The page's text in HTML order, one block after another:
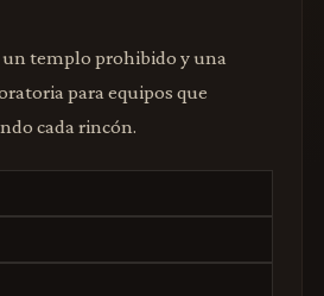
templo prohibido y una
para equipos que
cada rincón.